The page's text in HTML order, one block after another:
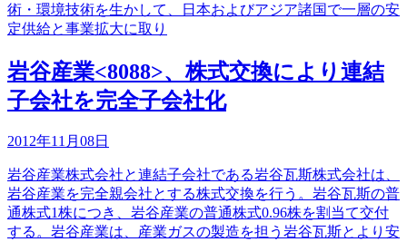
術・環境技術を生かして、日本およびアジア諸国で一層の安
定供給と事業拡大に取り
岩谷産業<8088>、株式交換により連結
子会社を完全子会社化
2012年11月08日
岩谷産業株式会社と連結子会社である岩谷瓦斯株式会社は、
岩谷産業を完全親会社とする株式交換を行う。岩谷瓦斯の普
通株式1株につき、岩谷産業の普通株式0.96株を割当て交付
する。岩谷産業は、産業ガスの製造を担う岩谷瓦斯とより安